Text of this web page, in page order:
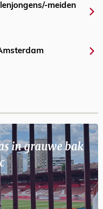
meiden
in grauwe bak